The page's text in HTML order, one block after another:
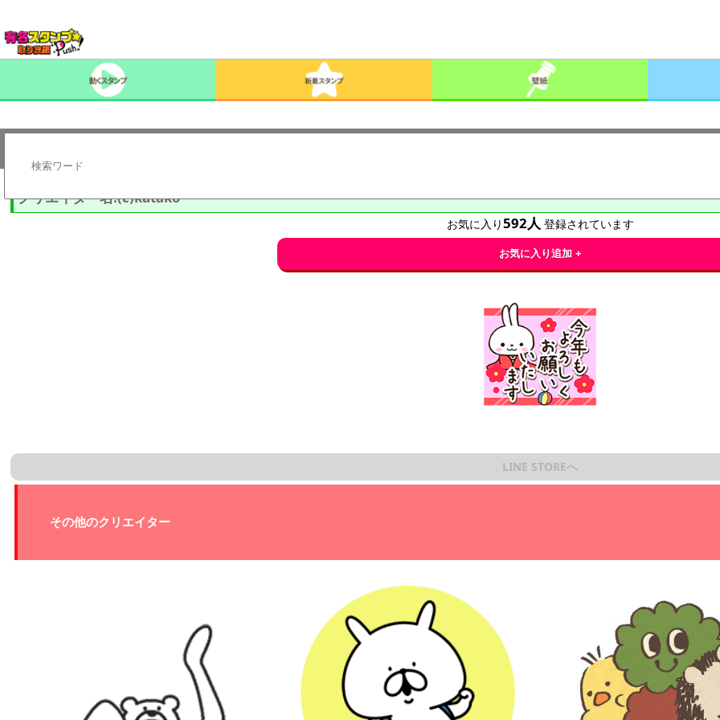
クリエイター名:(c)katako
お気に入り592人 登録されています
お気に入り追加 +
LINE STOREへ
その他のクリエイター